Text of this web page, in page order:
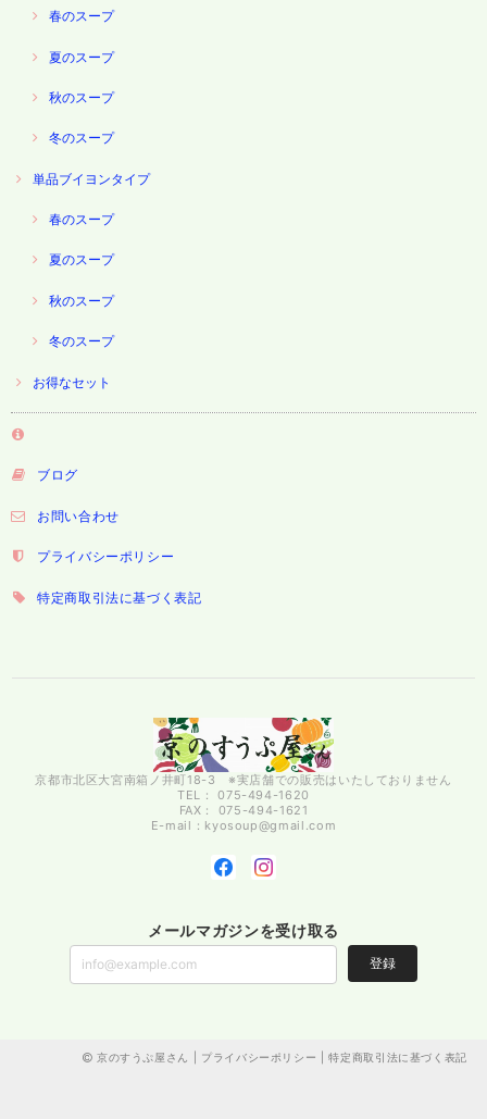
春のスープ
夏のスープ
秋のスープ
冬のスープ
単品ブイヨンタイプ
春のスープ
夏のスープ
秋のスープ
冬のスープ
お得なセット
ブログ
お問い合わせ
プライバシーポリシー
特定商取引法に基づく表記
京都市北区大宮南箱ノ井町18-3 ※実店舗での販売はいたしておりません
TEL： 075-494-1620
FAX： 075-494-1621
E-mail： kyosoup@gmail.com
メールマガジンを受け取る
登録
京のすうぷ屋さん | プライバシーポリシー |特定商取引法に基づく表記